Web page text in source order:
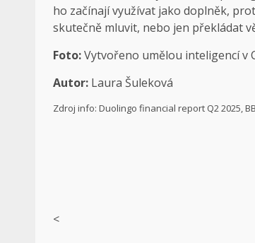
ho začínají využívat jako doplněk,
skutečně mluvit, nebo jen překládat
Foto:Vytvořeno umělou inteligencí v
Autor: Laura Šuleková
Zdroj info: Duolingo financial report Q2 2025,
<